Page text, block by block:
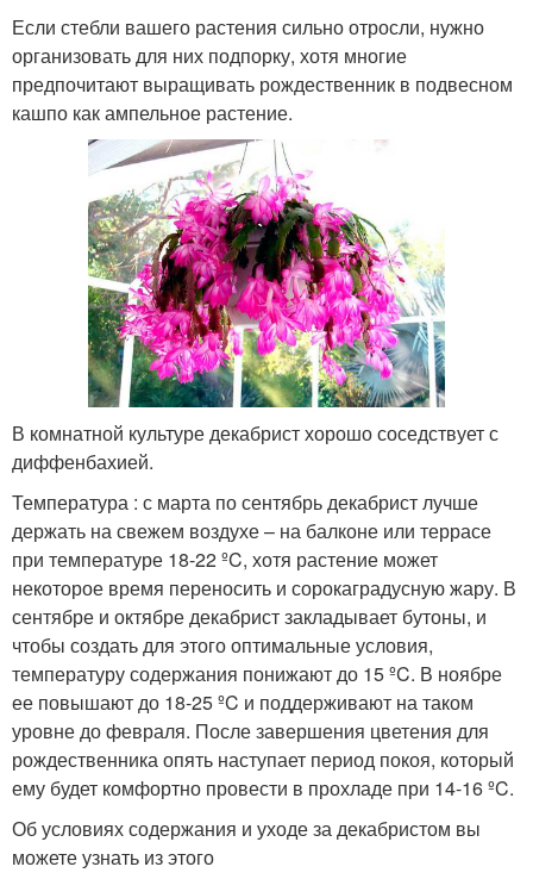
Если стебли вашего растения сильно отросли, нужно
организовать для них подпорку, хотя многие
предпочитают выращивать рождественник в подвесном
кашпо как ампельное растение.
В комнатной культуре декабрист хорошо соседствует с
диффенбахией.
Температура : с марта по сентябрь декабрист лучше
держать на свежем воздухе – на балконе или террасе
при температуре 18-22 ºC, хотя растение может
некоторое время переносить и сорокаградусную жару. В
сентябре и октябре декабрист закладывает бутоны, и
чтобы создать для этого оптимальные условия,
температуру содержания понижают до 15 ºC. В ноябре
ее повышают до 18-25 ºC и поддерживают на таком
уровне до февраля. После завершения цветения для
рождественника опять наступает период покоя, который
ему будет комфортно провести в прохладе при 14-16 ºC.
Об условиях содержания и уходе за декабристом вы
можете узнать из этого